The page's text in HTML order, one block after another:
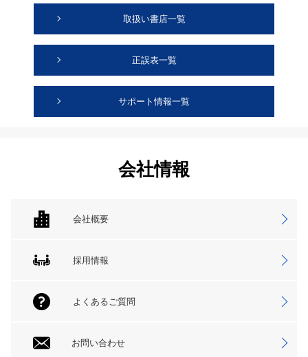
取扱い書店一覧
正誤表一覧
サポート情報一覧
会社情報
会社概要
採用情報
よくあるご質問
お問い合わせ